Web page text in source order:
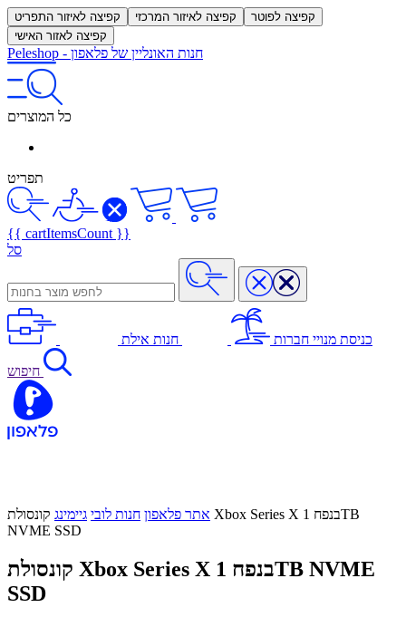
קפיצה לאיזור התפריט קפיצה לאיזור המרכזי
קפיצה לפוטר
קפיצה לאזור האישי
Peleshop - חנות האונליין של פלאפון
כל המוצרים
תפריט
{{ cartItemsCount }}
סל
כניסת מנויי חברות חנות אילת
חיפוש
אתר פלאפון חנות לובי גיימינג קונסולת Xbox Series X בנפח 1TB
NVME SSD
קונסולת Xbox Series X בנפח 1TB NVME
SSD